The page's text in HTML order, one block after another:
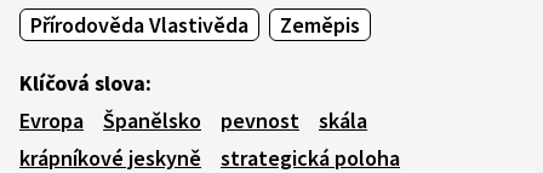
Přírodověda Vlastivěda
Zeměpis
Klíčová slova:
Evropa
Španělsko pevnost
skála
krápníkové jeskyně
strategická poloha